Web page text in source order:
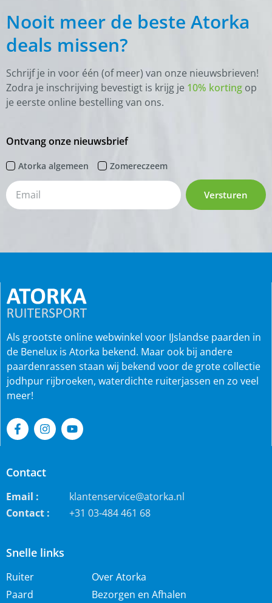
Nooit meer de beste Atorka
deals missen?
Schrijf je in voor één (of meer) van onze nieuwsbrieven!
Zodra je inschrijving bevestigt is krijg je 10% korting op
je eerste online bestelling van ons.
Ontvang onze nieuwsbrief
Atorka algemeen Zomereczeem
Versturen
Snelle links
Ruiter
Paard
Over Atorka
Bezorgen en Afhalen
Als grootste online webwinkel voor IJslandse paarden in
de Benelux is Atorka bekend. Maar ook bij andere
paardenrassen staan wij bekend voor de grote collectie
jodhpur rijbroeken, waterdichte ruiterjassen en zo veel
meer!
Contact
Email :
klantenservice@atorka.nl
Contact :
+31 03-484 461 68